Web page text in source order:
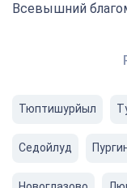
Всевышний
Тюптишурйыл
Седойлуд